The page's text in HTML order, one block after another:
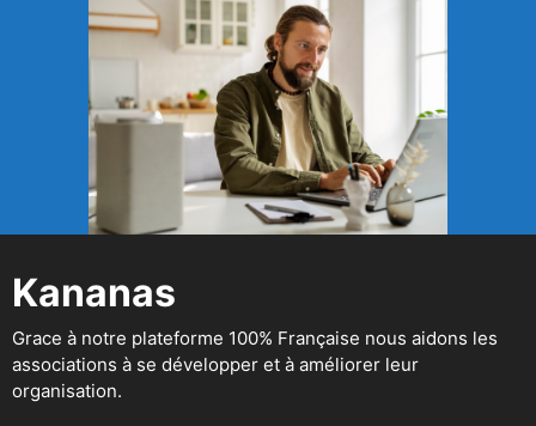
Kananas
Grace à notre plateforme 100% Française nous aidons les
associations à se développer et à améliorer leur
organisation.